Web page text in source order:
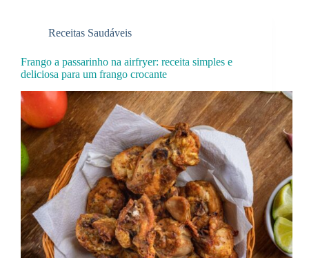
Receitas Saudáveis
Frango a passarinho na airfryer: receita simples e
deliciosa para um frango crocante